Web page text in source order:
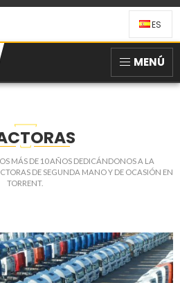
ES
MENÚ
MÁS DE 10 AÑOS DEDICÁNDONOS A LA
DE SEGUNDA MANO Y DE OCASIÓN EN
TORRENT.